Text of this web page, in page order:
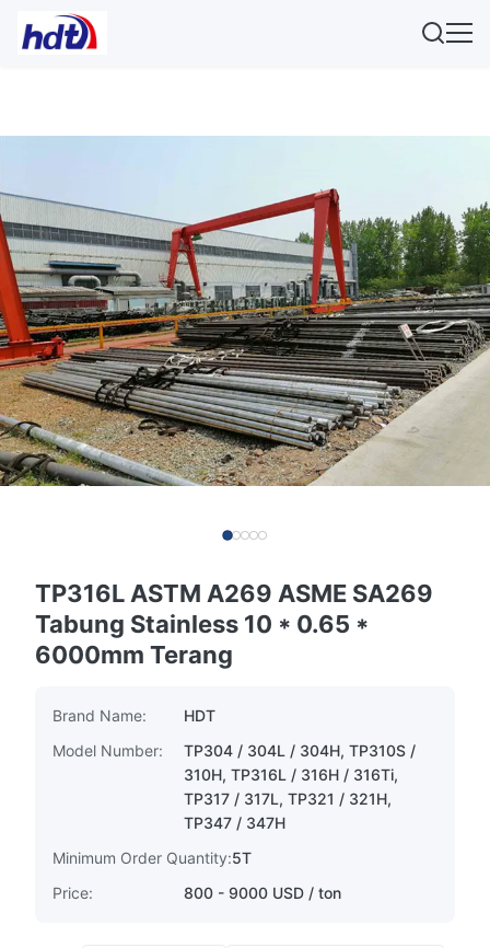
TP316L ASTM A269 ASME SA269
Tabung Stainless 10 * 0.65 *
6000mm Terang
Brand Name:
HDT
Model Number:
TP304 / 304L / 304H, TP310S /
310H, TP316L / 316H / 316Ti,
TP317 / 317L, TP321 / 321H,
TP347 / 347H
Minimum Order Quantity:5T
Price:
800 - 9000 USD / ton